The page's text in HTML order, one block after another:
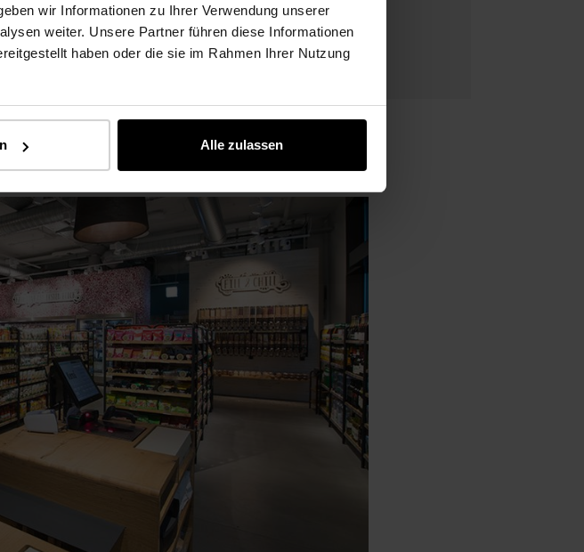
wir Informationen zu Ihrer Verwendung unserer
weiter. Unsere Partner führen diese Informationen
haben oder die sie im Rahmen Ihrer Nutzung
Alle zulassen
ZU DEN EICHENFURNIEREN